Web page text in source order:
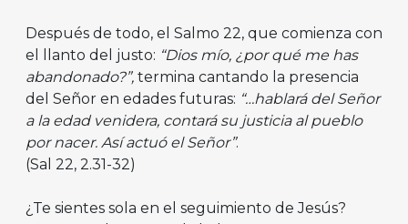
Después de todo, el Salmo 22, que comienza con
el llanto del justo: “Dios mío, ¿por qué me has
abandonado?”, termina cantando la presencia
del Señor en edades futuras: “…hablará del Señor
a la edad venidera, contará su justicia al pueblo
por nacer. Así actuó el Señor”.
(Sal 22, 2.31-32)
¿Te sientes sola en el seguimiento de Jesús?